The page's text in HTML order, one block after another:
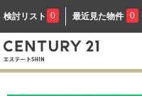
検討リスト 0 最近見た物件 0